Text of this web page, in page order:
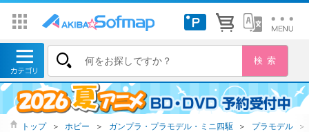
トップ ＞ ホビー ＞ ガンプラ・プラモデル・ミニ四駆 ＞ プラモデル ＞